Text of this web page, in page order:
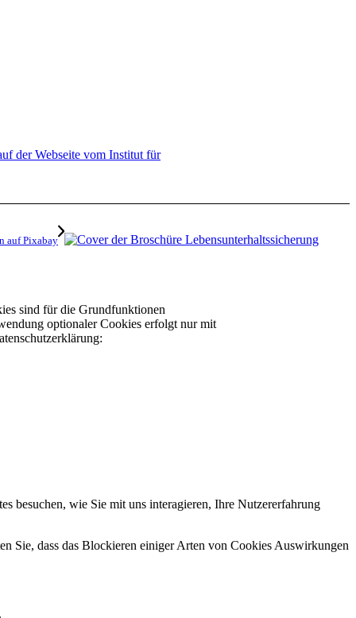
der Webseite vom Institut für
auf Pixabay
sind für die Grundfunktionen
optionaler Cookies erfolgt nur mit
besuchen, wie Sie mit uns interagieren, Ihre Nutzererfahrung
Sie, dass das Blockieren einiger Arten von Cookies Auswirkungen